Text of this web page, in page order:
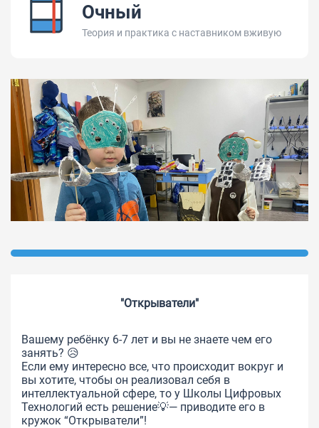
Очный
Теория и практика с наставником вживую
"Открыватели"
Вашему ребёнку 6-7 лет и вы не знаете чем его
занять? 😥
Если ему интересно все, что происходит вокруг и
вы хотите, чтобы он реализовал себя в
интеллектуальной сфере, то у Школы Цифровых
Технологий есть решение💡— приводите его в
кружок “Открыватели”!